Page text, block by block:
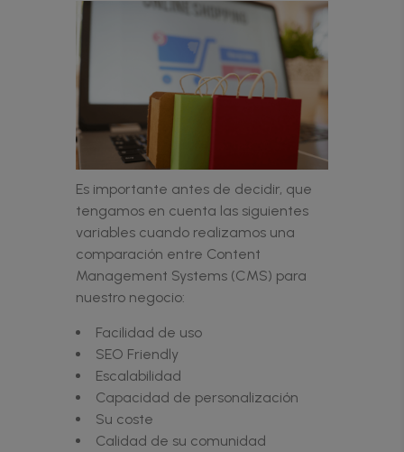
Es importante antes de decidir, que
tengamos en cuenta las siguientes
variables cuando realizamos una
comparación entre Content
Management Systems (CMS) para
nuestro negocio:
Facilidad de uso
SEO Friendly
Escalabilidad
Capacidad de personalización
Su coste
Calidad de su comunidad